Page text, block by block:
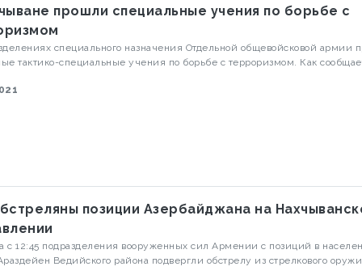
прошли специальные учения по борьбе с
специального назначения Отдельной общевойсковой армии
тактико-специальные учения по борьбе с терроризмом. Как сообщает
полковник Керем Мустафаев и представители Вооруженных сил
позиции Азербайджана на
с 12:45 подразделения вооруженных сил Армении с позиций в
Ведийского района подвергли обстрелу из стрелкового